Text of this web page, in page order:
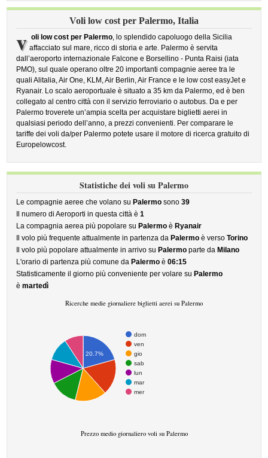
Voli low cost per Palermo, Italia
v oli low cost per Palermo, lo splendido capoluogo della Sicilia
affacciato sul mare, ricco di storia e arte. Palermo è servita
dall’aeroporto internazionale Falcone e Borsellino - Punta Raisi (iata
PMO), sul quale operano oltre 20 importanti compagnie aeree tra le
quali Alitalia, Air One, KLM, Air Berlin, Air France e le low cost easyJet e
Ryanair. Lo scalo aeroportuale è situato a 35 km da Palermo, ed è ben
collegato al centro città con il servizio ferroviario o autobus. Da e per
Palermo troverete un’ampia scelta per acquistare biglietti aerei in
qualsiasi periodo dell’anno, a prezzi convenienti. Per comparare le
tariffe dei voli da/per Palermo potete usare il motore di ricerca gratuito di
Europelowcost.
Statistiche dei voli su Palermo
Le compagnie aeree che volano su Palermo sono39
Il numero di Aeroporti in questa città è1
La compagnia aerea più popolare su Palermo è Ryanair
Il volo più frequente attualmente in partenza da Palermo è versoTorino
Il volo più popolare attualmente in arrivo su Palermo parte da Milano
L'orario di partenza più comune da Palermo è06:15
Statisticamente il giorno più conveniente per volare su Palermo
èmartedì
Ricerche medie giornaliere biglietti aerei su Palermo
dom
ven
gio
sab
lun
mar
mer
20.7%
Prezzo medio giornaliero voli su Palermo